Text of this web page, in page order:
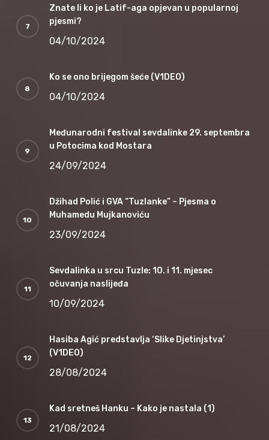
Znate li ko je Latif-aga opjevan u popularnoj
pjesmi?
04/10/2024
Ko se ono brijegom šeće (V1DEO)
04/10/2024
Međunarodni festival sevdalinke 29. septembra
u Potocima kod Mostara
24/09/2024
Džihad Polić i GVA “Tuzlanke” – Pjesma o
Muhamedu Mujkanoviću
23/09/2024
Sevdalinka u srcu Tuzle: 10. i 11. mjesec
očuvanja naslijeđa
10/09/2024
Hasiba Agić predstavlja ‘Slike Djetinjstva’
(V1DEO)
28/08/2024
Kad sretneš Hanku – Kako je nastala (1)
21/08/2024